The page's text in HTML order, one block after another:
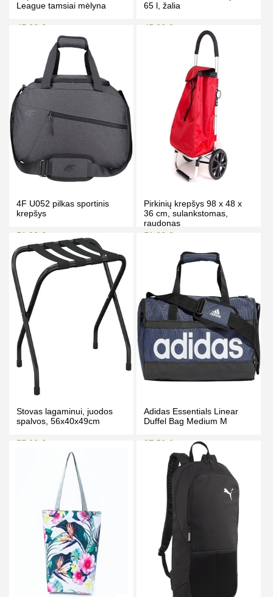
League tamsiai mėlyna
45.00 €
Kaina prisijungus
PIRKTI
65 l, žalia
45.00 €
Kaina prisijungus
55.00 €
PIRKTI
4F U052 pilkas sportinis
krepšys
51.00 €
Kaina prisijungus
56.00 €
PIRKTI
Pirkinių krepšys 98 x 48 x
36 cm, sulankstomas,
raudonas
51.00 €
Kaina prisijungus
Stovas lagaminui, juodos
spalvos, 56x40x49cm
55.00 €
Kaina prisijungus
PIRKTI
Adidas Essentials Linear
Duffel Bag Medium M
37.50 €
Kaina prisijungus
41.00 €